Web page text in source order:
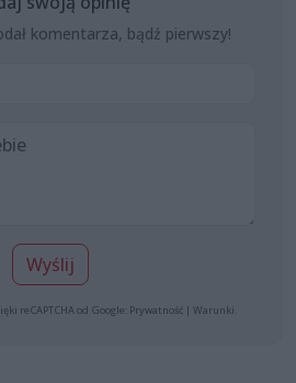
komentarza, bądź pierwszy!
Wyślij
reCAPTCHA od Google: Prywatność | Warunki